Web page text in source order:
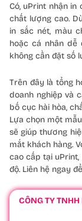
Có, uPrint nhận
chất lượng cao.
in sắc nét, màu
hoặc cá nhân dễ
không cần đặt số
Trên đây là tổng
doanh nghiệp và
bố cục hài hòa,
Lựa chọn một
sẽ giúp thương
mắt khách hàng.
cao cấp tại
độ. Liên hệ ngay
CÔNG TY